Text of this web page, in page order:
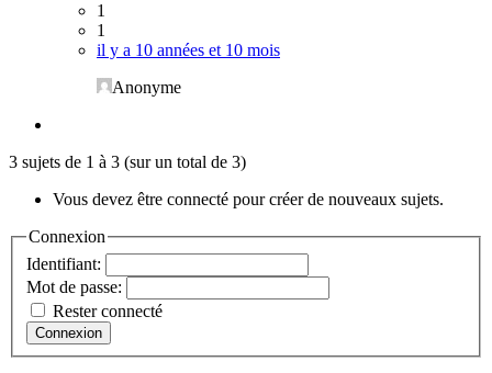
1
1
il y a 10 années et 10 mois
Anonyme
3 sujets de 1 à 3 (sur un total de 3)
Vous devez être connecté pour créer de nouveaux sujets.
Connexion
Identifiant:
Mot de passe:
Rester connecté
Connexion